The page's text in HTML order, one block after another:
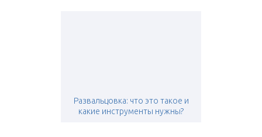
Развальцовка: что это такое и
какие инструменты нужны?